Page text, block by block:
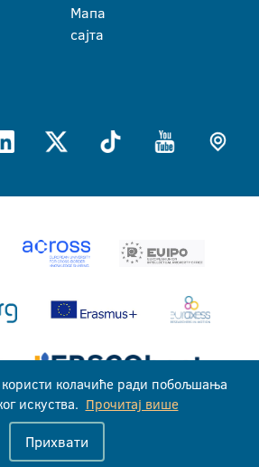
Мапа
сајта
у Бањој Луци © 2026
Сва права задржана
колачиће ради побољшања
искуства. Прочитај више
Прихвати